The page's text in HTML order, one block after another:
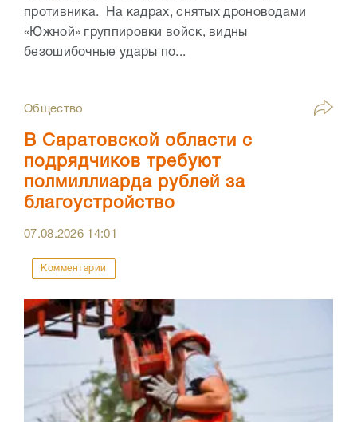
противника. На кадрах, снятых дроноводами
«Южной» группировки войск, видны
безошибочные удары по...
Общество
В Саратовской области с
подрядчиков требуют
полмиллиарда рублей за
благоустройство
07.08.2026 14:01
Комментарии